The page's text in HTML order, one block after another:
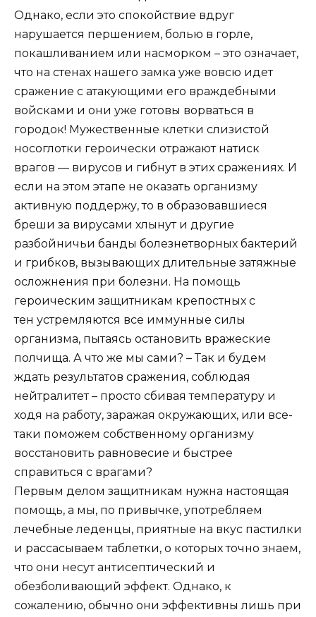
Однако, если это спокойствие вдруг
нарушается першением, болью в горле,
покашливанием или насморком – это означает,
что на стенах нашего замка уже вовсю идет
сражение с атакующими его враждебными
войсками и они уже готовы ворваться в
городок! Мужественные клетки слизистой
носоглотки героически отражают натиск
врагов — вирусов и гибнут в этих сражениях. И
если на этом этапе не оказать организму
активную поддержу, то в образовавшиеся
бреши за вирусами хлынут и другие
разбойничьи банды болезнетворных бактерий
и грибков, вызывающих длительные затяжные
осложнения при болезни. На помощь
героическим защитникам крепостных с
тен устремляются все иммунные силы
организма, пытаясь остановить вражеские
полчища. А что же мы сами? – Так и будем
ждать результатов сражения, соблюдая
нейтралитет – просто сбивая температуру и
ходя на работу, заражая окружающих, или все-
таки поможем собственному организму
восстановить равновесие и быстрее
справиться с врагами?
Первым делом защитникам нужна настоящая
помощь, а мы, по привычке, употребляем
лечебные леденцы, приятные на вкус пастилки
и рассасываем таблетки, о которых точно знаем,
что они несут антисептический и
обезболивающий эффект. Однако, к
сожалению, обычно они эффективны лишь при